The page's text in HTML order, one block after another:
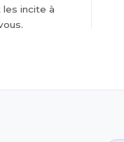
les incite à